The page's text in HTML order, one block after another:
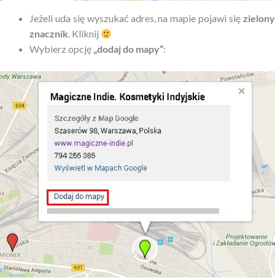
Jeżeli uda się wyszukać adres, na mapie pojawi się zielony
znacznik. Kliknij
Wybierz opcję „dodaj do mapy”: